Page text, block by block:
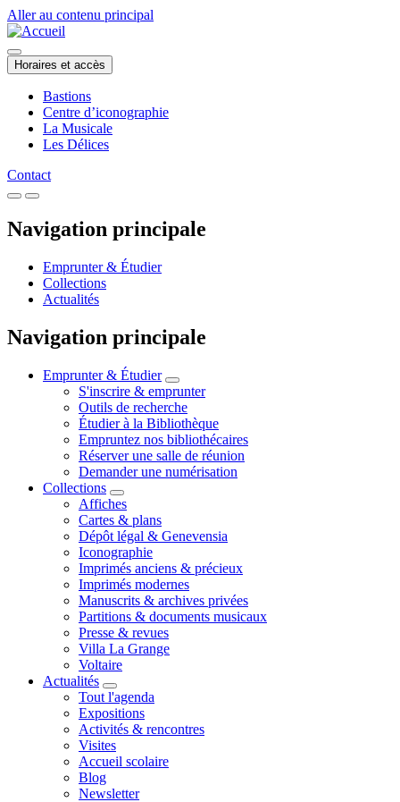
Aller au contenu principal
Horaires et accès
Bastions
Centre d’iconographie
La Musicale
Les Délices
Contact
Navigation principale
Emprunter & Étudier
Collections
Actualités
Navigation principale
Emprunter & Étudier
S'inscrire & emprunter
Outils de recherche
Étudier à la Bibliothèque
Empruntez nos bibliothécaires
Réserver une salle de réunion
Demander une numérisation
Collections
Affiches
Cartes & plans
Dépôt légal & Genevensia
Iconographie
Imprimés anciens & précieux
Imprimés modernes
Manuscrits & archives privées
Partitions & documents musicaux
Presse & revues
Villa La Grange
Voltaire
Actualités
Tout l'agenda
Expositions
Activités & rencontres
Visites
Accueil scolaire
Blog
Newsletter